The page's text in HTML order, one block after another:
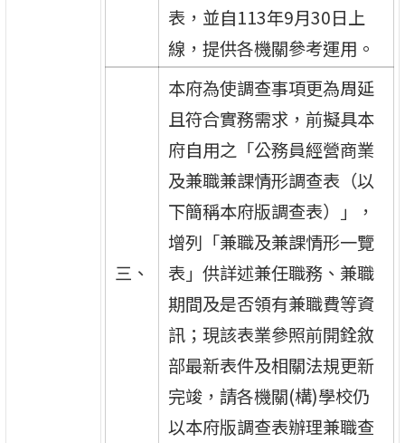
表，並自113年9月30日上
線，提供各機關參考運用。
三、
本府為使調查事項更為周延
且符合實務需求，前擬具本
府自用之「公務員經營商業
及兼職兼課情形調查表（以
下簡稱本府版調查表）」，
增列「兼職及兼課情形一覽
表」供詳述兼任職務、兼職
期間及是否領有兼職費等資
訊；現該表業參照前開銓敘
部最新表件及相關法規更新
完竣，請各機關(構)學校仍
以本府版調查表辦理兼職查